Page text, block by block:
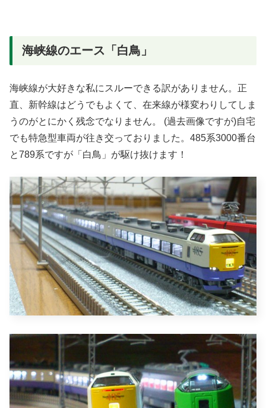
海峡線のエース「白鳥」
海峡線が大好きな私にスルーできる訳がありません。正
直、新幹線はどうでもよくて、在来線が様変わりしてしま
うのがとにかく残念でなりません。 (過去画像ですが)自宅
でも特急型車両が往き交っておりました。485系3000番台
と789系ですが「白鳥」が駆け抜けます！